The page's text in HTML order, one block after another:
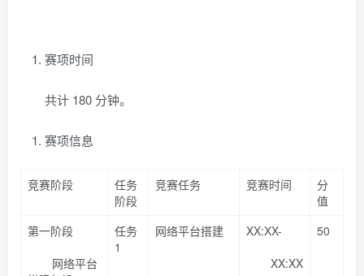
赛项时间
共计 180 分钟。
赛项信息
竞赛阶段
任务
阶段
竞赛任务 竞赛时间
分
值
第一阶段
网络平台
任务
1
网络平台搭建
XX:XX-
XX:XX
50